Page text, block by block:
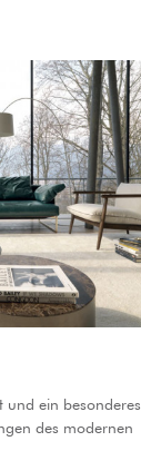
und ein besonderes
des modernen